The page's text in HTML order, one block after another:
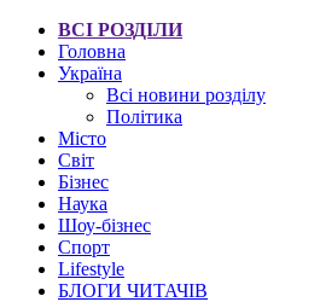
ВСІ РОЗДІЛИ
Головна
Україна
Всі новини розділу
Політика
Місто
Світ
Бізнес
Наука
Шоу-бізнес
Спорт
Lifestyle
БЛОГИ ЧИТАЧІВ